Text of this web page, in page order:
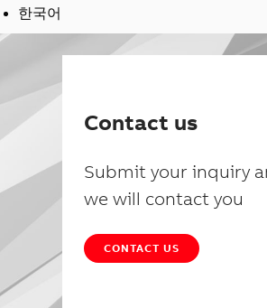
한국어
Contact us
Submit your inquiry
we will contact you
CONTACT US